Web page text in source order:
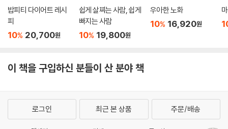
10. 30번 앉았다 일어나기
근육을 만드는 것은 건강과 다이어트에 있어 매우 중요하다. 근육을 만드
는 최소한의 동기부여 방법이다.
밥피티 다이어트 레시
피
10% 20,700원
쉽게 살찌는 사람, 쉽게
빠지는 사람
10% 19,800원
우아한 노화
10% 16,920원
이 책을 구입하신 분들이 산 분야 책
로그인 최근 본 상품 주문/배송